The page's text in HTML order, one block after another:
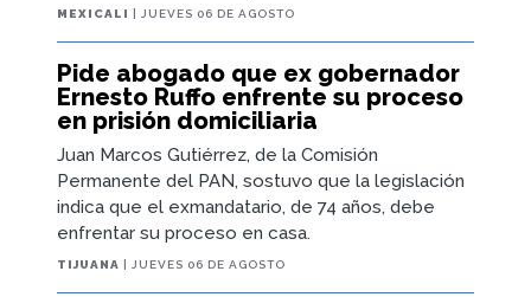
MEXICALI | JUEVES 06 DE AGOSTO
Pide abogado que ex gobernador
Ernesto Ruffo enfrente su proceso
en prisión domiciliaria
Juan Marcos Gutiérrez, de la Comisión
Permanente del PAN, sostuvo que la legislación
indica que el exmandatario, de 74 años, debe
enfrentar su proceso en casa.
TIJUANA | JUEVES 06 DE AGOSTO